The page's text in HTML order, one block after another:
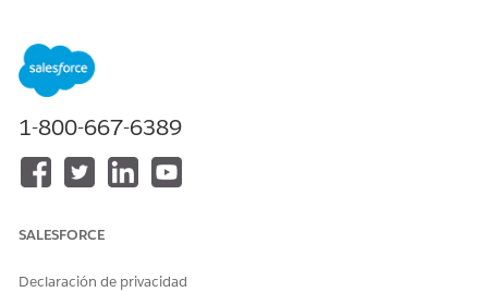
Disponible en: Lightning Experience
Disponible en: Ediciones
Unlimited
TI
Complete estos requisitos antes de gestionar ciclos de
servicios de TI
1-800-667-6389
SALESFORCE
Declaración de privacidad